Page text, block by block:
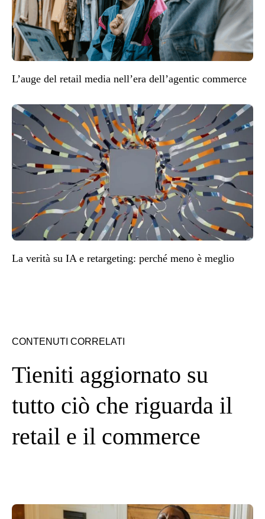
L’auge del retail media nell’era dell’agentic commerce
La verità su IA e retargeting: perché meno è meglio
CONTENUTI CORRELATI
Tieniti aggiornato su
tutto ciò che riguarda il
retail e il commerce